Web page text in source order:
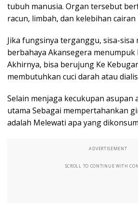
tubuh manusia. Organ tersebut
racun, limbah, dan kelebihan cairan
Jika fungsinya terganggu, sisa-sisa
berbahaya Akansegera menumpuk
Akhirnya, bisa berujung Ke
membutuhkan cuci darah atau
Selain menjaga kecukupan asupan
utama Sebagai mempertahankan
adalah Melewati apa yang
ADVERTISEMENT
SCROLL TO CONTINUE WITH